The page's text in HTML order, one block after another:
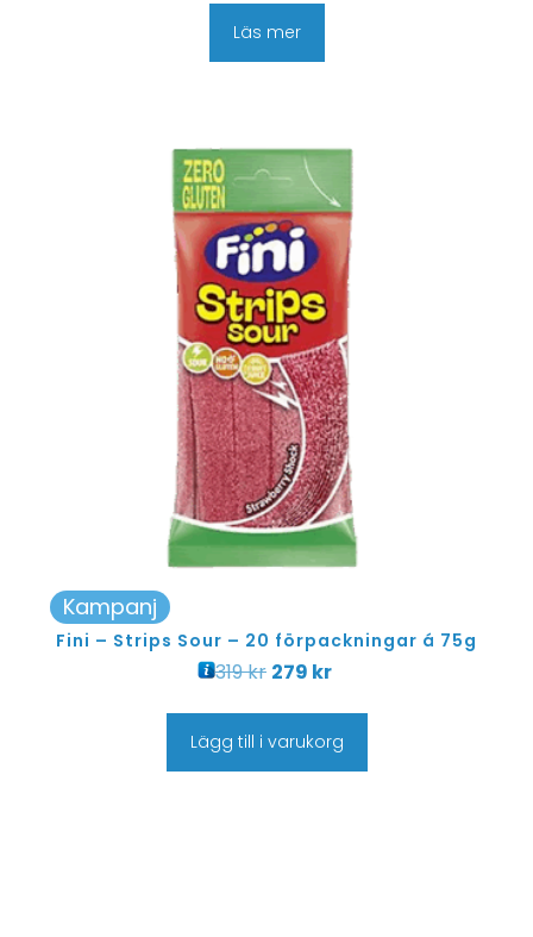
Läs mer
Kampanj
Fini – Strips Sour – 20 förpackningar á 75g
319kr 279 kr
Lägg till i varukorg